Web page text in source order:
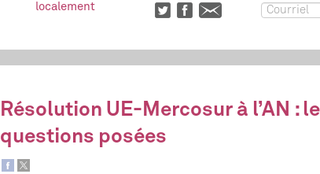
localement
Résolution UE-Mercosur à l’AN :
questions posées